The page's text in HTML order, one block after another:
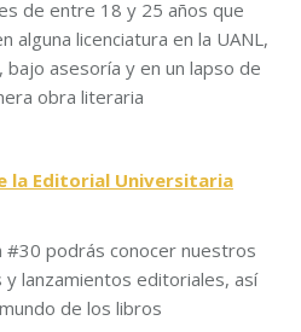
de entre 18 y 25 años que
alguna licenciatura en la UANL,
asesoría y en un lapso de
obra literaria
la Editorial Universitaria
#30 podrás conocer nuestros
lanzamientos editoriales, así
de los libros